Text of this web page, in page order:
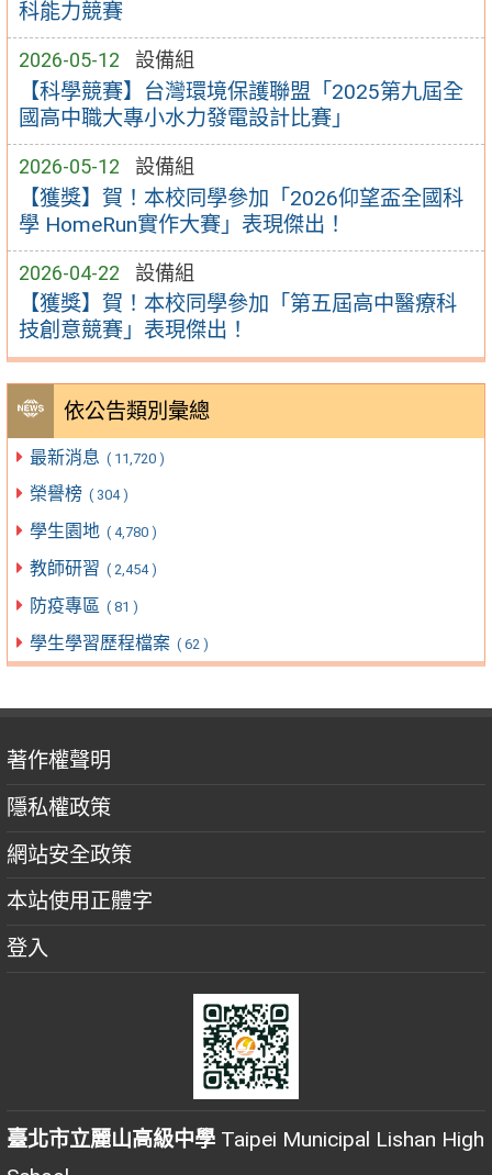
科能力競賽
2026-05-12 設備組
【科學競賽】台灣環境保護聯盟「2025第九屆全
國高中職大專小水力發電設計比賽」
2026-05-12 設備組
【獲獎】賀！本校同學參加「2026仰望盃全國科
學 HomeRun實作大賽」表現傑出！
2026-04-22 設備組
【獲獎】賀！本校同學參加「第五屆高中醫療科
技創意競賽」表現傑出！
依公告類別彙總
最新消息 ( 11,720 )
榮譽榜 ( 304 )
學生園地 ( 4,780 )
教師研習 ( 2,454 )
防疫專區 ( 81 )
學生學習歷程檔案 ( 62 )
著作權聲明
隱私權政策
網站安全政策
本站使用正體字
登入
臺北市立麗山高級中學 Taipei Municipal Lishan High